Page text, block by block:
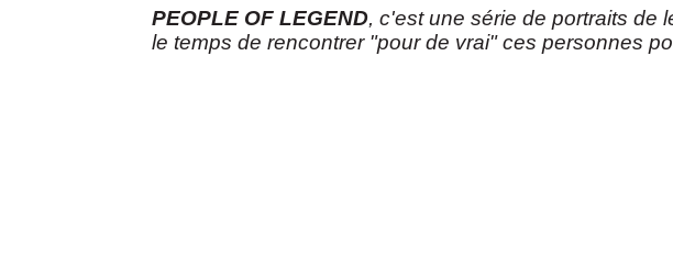
PEOPLE OF LEGEND, c'est une série de portraits de
le temps de rencontrer "pour de vrai" ces personnes